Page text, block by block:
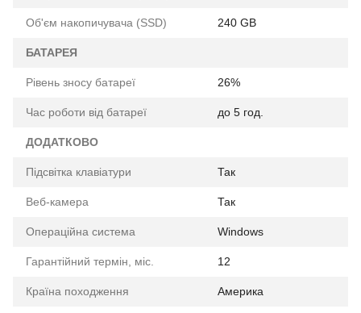
Об'єм накопичувача (SSD) 240 GB
БАТАРЕЯ
Рівень зносу батареї 26%
Час роботи від батареї до 5 год.
ДОДАТКОВО
Підсвітка клавіатури Так
Веб-камера Так
Операційна система Windows
Гарантійний термін, міс. 12
Країна походження Америка